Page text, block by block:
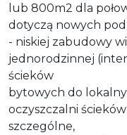
lub 800m2 dla
dotyczą nowych
- niskiej zabudowy
jednorodzinnej
ścieków
bytowych do
oczyszczalni
szczególne,